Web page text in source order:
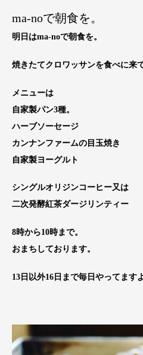
ma-noで朝食を。
明日はma-noで朝食を。
焼きたてクロワッサンを食べに来
メニューは
自家製パン3種。
ハーブソーセージ
カンナンファームの目玉焼き
自家製ヨーグルト
シングルオリジンコーヒー又は
二次発酵紅茶ダージリンティー
8時から10時まで。
おまちしております。
13日以外16日まで毎日やってます